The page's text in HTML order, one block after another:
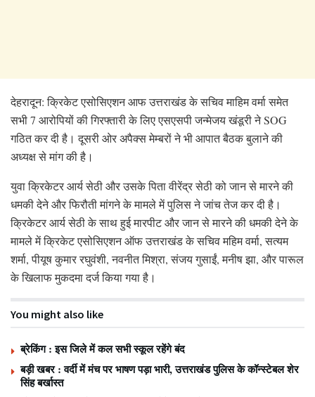
देहरादून: क्रिकेट एसोसिएशन आफ उत्तराखंड के सचिव माहिम वर्मा समेत
सभी 7 आरोपियों की गिरफ्तारी के लिए एसएसपी जन्मेजय खंडूरी ने SOG
गठित कर दी है। दूसरी ओर अपैक्स मेम्बरों ने भी आपात बैठक बुलाने की
अध्यक्ष से मांग की है।
युवा क्रिकेटर आर्य सेठी और उसके पिता वीरेंद्र सेठी को जान से मारने की
धमकी देने और फिरौती मांगने के मामले में पुलिस ने जांच तेज कर दी है।
क्रिकेटर आर्य सेठी के साथ हुई मारपीट और जान से मारने की धमकी देने के
मामले में क्रिकेट एसोसिएशन ऑफ उत्तराखंड के सचिव महिम वर्मा, सत्यम
शर्मा, पीयूष कुमार रघुवंशी, नवनीत मिश्रा, संजय गुसाईं, मनीष झा, और पारूल
के खिलाफ मुकदमा दर्ज किया गया है।
You might also like
ब्रेकिंग : इस जिले में कल सभी स्कूल रहेंगे बंद
बड़ी खबर : वर्दी में मंच पर भाषण पड़ा भारी, उत्तराखंड पुलिस के कॉन्स्टेबल शेर
सिंह बर्खास्त